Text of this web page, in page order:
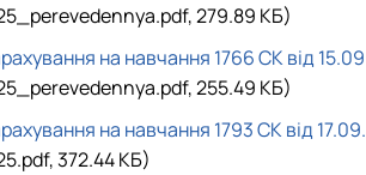
279.89 КБ)
на навчання 1766 СК від
255.49 КБ)
на навчання 1793 СК від 17.09.
372.44 КБ)